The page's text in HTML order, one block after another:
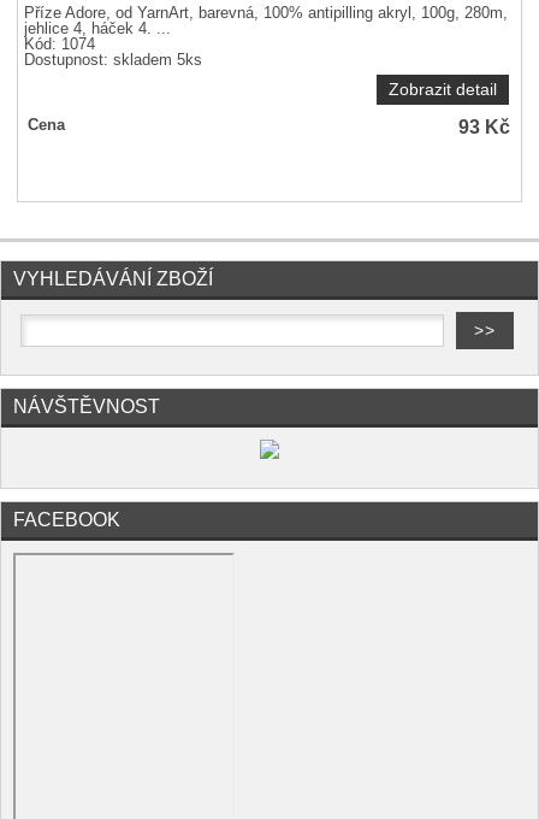
Příze Adore, od YarnArt, barevná, 100% antipilling akryl, 100g, 280m,
jehlice 4, háček 4. ...
Kód: 1074
Dostupnost:skladem 5ks
Zobrazit detail
Cena 93 Kč
VYHLEDÁVÁNÍ ZBOŽÍ
NÁVŠTĚVNOST
FACEBOOK